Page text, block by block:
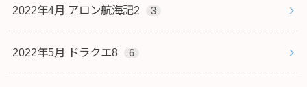
2022年4月 アロン航海記2 3
2022年5月 ドラクエ8 6